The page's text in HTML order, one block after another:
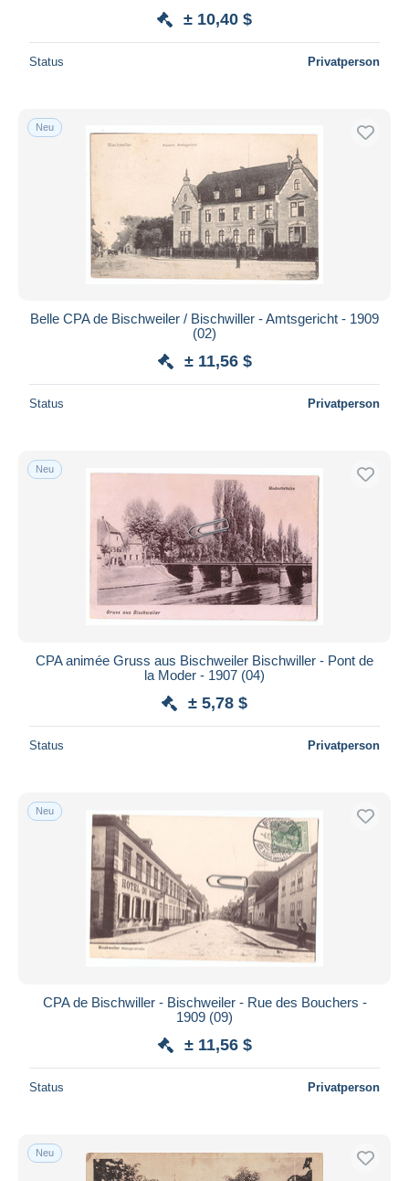
± 10,40 $
Status Privatperson
Neu
Belle CPA de Bischweiler / Bischwiller - Amtsgericht - 1909
(02)
± 11,56 $
Status Privatperson
Neu
CPA animée Gruss aus Bischweiler Bischwiller - Pont de
la Moder - 1907 (04)
± 5,78 $
Status Privatperson
Neu
CPA de Bischwiller - Bischweiler - Rue des Bouchers -
1909 (09)
± 11,56 $
Status Privatperson
Neu